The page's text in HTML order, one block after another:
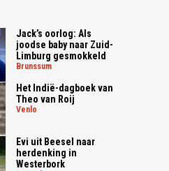
Jack’s oorlog: Als
joodse baby naar Zuid-
Limburg gesmokkeld
brunssum
Het Indië-dagboek van
Theo van Roij
venlo
Evi uit Beesel naar
herdenking in
Westerbork